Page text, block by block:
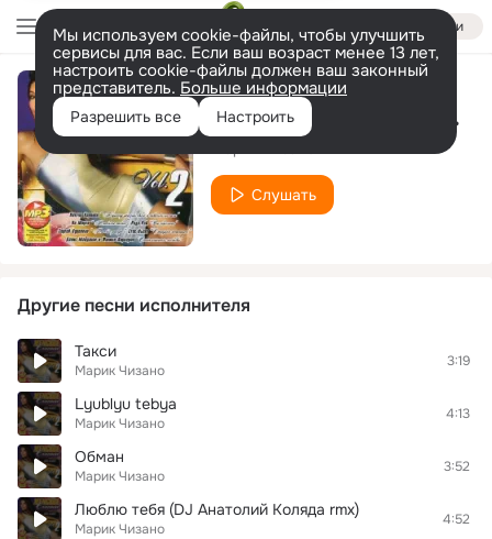
Войти
Мы используем cookie-файлы, чтобы улучшить
сервисы для вас. Если ваш возраст менее 13 лет,
настроить cookie-файлы должен ваш законный
представитель. Больше информации
Разрешить все Настроить Милая, любимая, родная
Слушать
Другие песни исполнителя
Такси
Марик Чизано
3:19
Lyublyu tebya
Марик Чизано
4:13
Обман
Марик Чизано
3:52
Люблю тебя (DJ Анатолий Коляда rmx)
Марик Чизано
4:52